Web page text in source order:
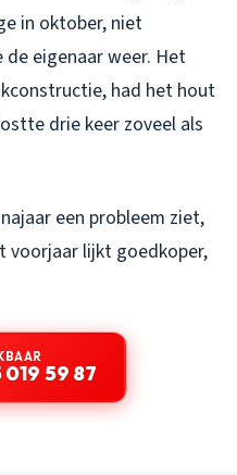
in oktober, niet
de eigenaar weer. Het
had het hout
drie keer zoveel als
een probleem ziet,
voorjaar lijkt goedkoper,
59 87